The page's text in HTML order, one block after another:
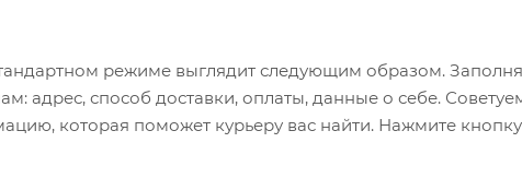
режиме выглядит следующим образом.
адрес, способ доставки, оплаты, данные о себе.
которая поможет курьеру вас найти. Нажмите